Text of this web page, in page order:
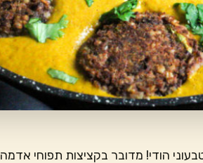
הודי! מדובר בקציצות תפוחי אדמה